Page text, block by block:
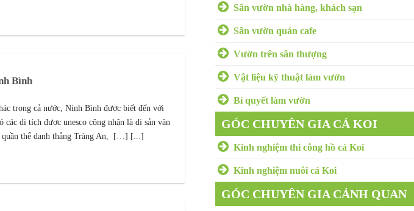
Bình
trong cả nước, Ninh Bình được biết đến với
di tích được unesco công nhận là di sản văn
quần thể danh thắng Tràng An, […] [...]
Sân vườn nhà hàng, khách sạn
Sân vườn quán cafe
Vườn trên sân thượng
Vật liệu kỹ thuật làm vườn
Bí quyết làm vườn
GÓC CHUYÊN GIA CÁ KOI
Kinh nghiệm thi công hồ cá Koi
Kinh nghiệm nuôi cá Koi
GÓC CHUYÊN GIA CẢNH QUAN